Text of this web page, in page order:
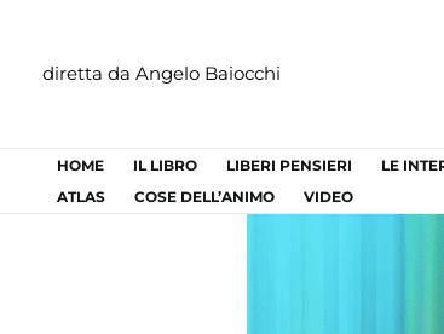
contenuto
diretta da Angelo Baiocchi
HOME IL LIBRO LIBERI PENSIERI LE
ATLAS
COSE DELL’ANIMO VIDEO